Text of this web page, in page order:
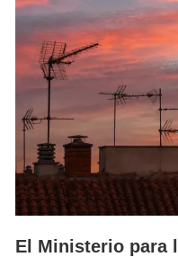
El Ministerio para